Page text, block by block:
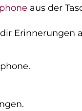
aus der
Erinnerungen